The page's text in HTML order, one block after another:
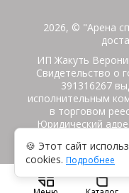
2026, © "Арена
ИП Жакуть
Свидетельство о
391316267
исполнительным
в торговом
Юридический
Витебская
с,
Гарантия/
🍪 Этот сайт
cookies. Подробнее